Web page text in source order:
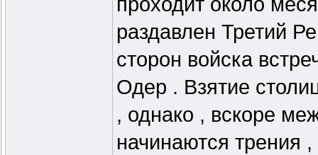
раздавлен Третий
сторон войска
Одер . Взятие
, однако , вскоре
начинаются трения